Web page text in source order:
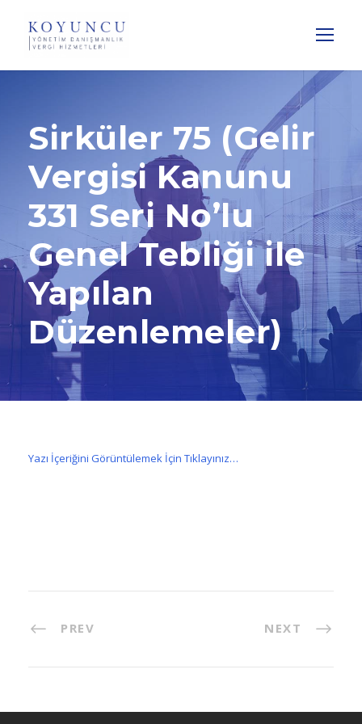
Sirküler 75 (Gelir
Vergisi Kanunu
331 Seri No’lu
Genel Tebliği ile
Yapılan
Düzenlemeler)
Yazı İçeriğini Görüntülemek İçin Tıklayınız…
PREV NEXT